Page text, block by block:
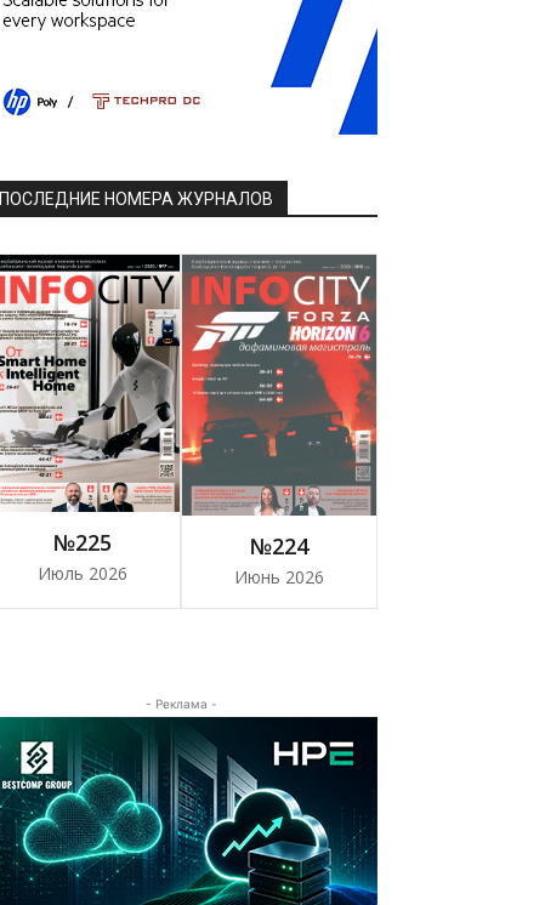
ПОСЛЕДНИЕ НОМЕРА ЖУРНАЛОВ
№225
Июль 2026
№224
Июнь 2026
- Реклама -